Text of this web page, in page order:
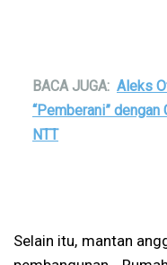
BACA JUGA: Aleks
“Pemberani”
NTT
Selain itu, mantan